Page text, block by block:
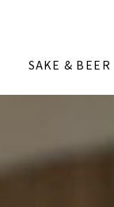
SAKE & BEER